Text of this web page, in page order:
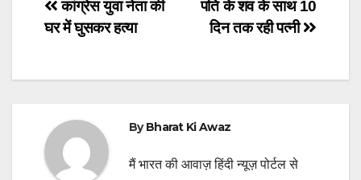
Post
navigation
पति के शव के साथ 10
दिन तक रही पत्नी
कांग्रेस युवा नेता की
घर में घुसकर हत्या
ByBharat Ki Awaz
मैं भारत की आवाज़ हिंदी न्यूज़ पोर्टल से